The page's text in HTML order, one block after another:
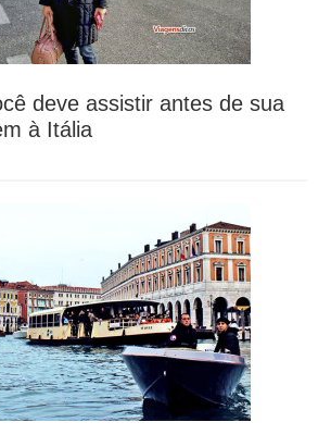
deve assistir antes de sua
à Itália